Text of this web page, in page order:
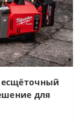
для